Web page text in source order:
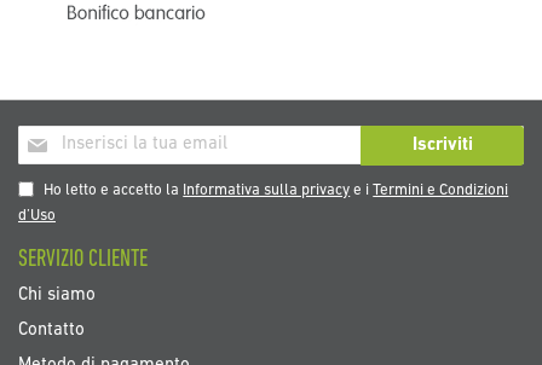
Iscriviti
alla
nostra
Newsletter:
Iscriviti
Ho letto e accetto la Informativa sulla privacy e iTermini e Condizioni
d’Uso
SERVIZIO CLIENTE
Chi siamo
Contatto